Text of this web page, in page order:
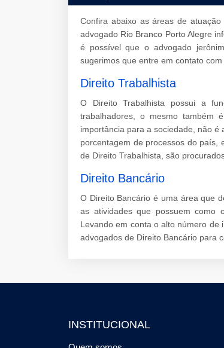
Confira abaixo as áreas de atuação
advogado Rio Branco Porto Alegre
é possível que o advogado
sugerimos que entre em contato
Direito Trabalhista
O Direito Trabalhista possui a
trabalhadores, o mesmo também
importância para a sociedade, não
porcentagem de processos do país,
de Direito Trabalhista, são
Direito Bancário
O Direito Bancário é uma área que
as atividades que possuem como
Levando em conta o alto número de
advogados de Direito Bancário para
INSTITUCIONAL